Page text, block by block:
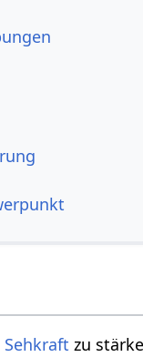
Sehkraft zu